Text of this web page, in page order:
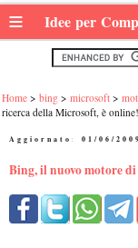
≡ Idee per
Home bing microsoft
ricerca della Microsoft, è online!
Aggiornato: 01/06/2009
Bing, il nuovo motore